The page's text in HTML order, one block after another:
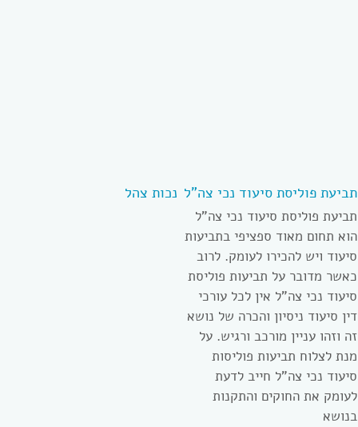
תביעת פוליסת סיעוד נכי צה”ל
תביעת פוליסת סיעוד נכי צה”ל
הוא תחום מאוד ספציפי בתביעות
סיעוד ויש להכירו לעומק. לרוב
כאשר מדובר על תביעות פוליסת
סיעוד נכי צה”ל אין לכל עורכי
דין סיעוד ניסיון והכרה של נושא
זה וזהו עניין מורכב ורגיש. על
מנת לצלוח תביעות פוליסות
סיעוד נכי צה”ל חייב לדעת
לעומק את החוקים והתקנות
בנושא
נכות צהל